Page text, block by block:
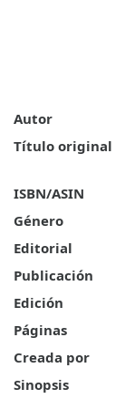
Autor
Título original
ISBN/ASIN
Género
Editorial
Publicación
Edición
Páginas
Creada por
Sinopsis